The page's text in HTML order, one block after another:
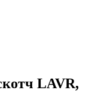
LAVR,